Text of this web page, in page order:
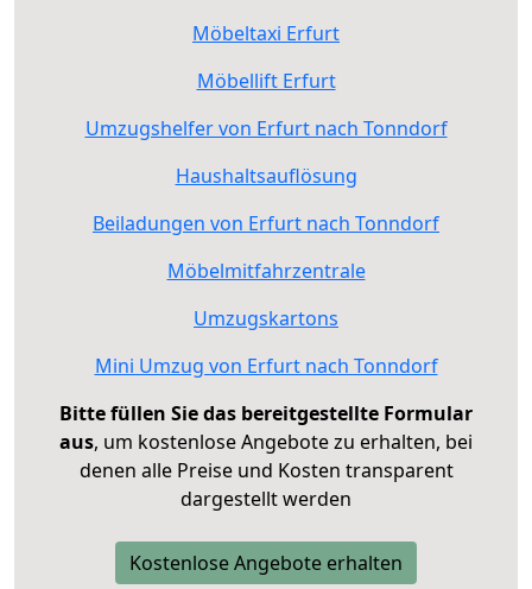
Möbeltaxi Erfurt
Möbellift Erfurt
Umzugshelfer von Erfurt nach Tonndorf
Haushaltsauflösung
Beiladungen von Erfurt nach Tonndorf
Möbelmitfahrzentrale
Umzugskartons
Mini Umzug von Erfurt nach Tonndorf
Bitte füllen Sie das bereitgestellte Formular
aus, um kostenlose Angebote zu erhalten, bei
denen alle Preise und Kosten transparent
dargestellt werden
Kostenlose Angebote erhalten